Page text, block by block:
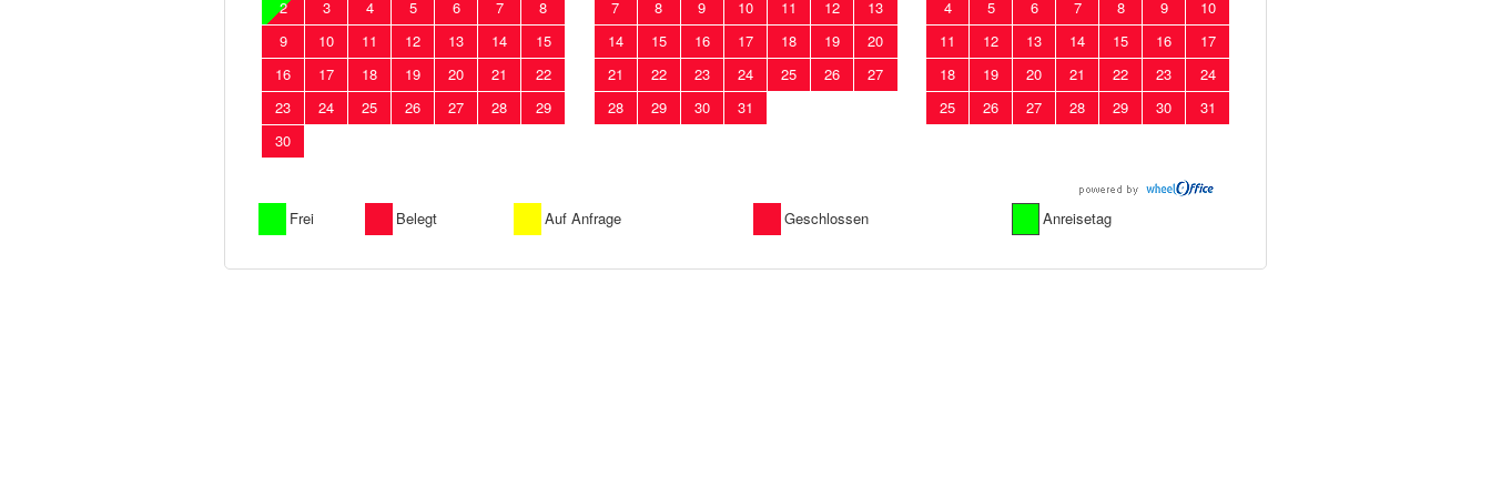
2 3 4 5 6 7
8
9
10 11 12 13 14
15
16
17 18 19 20 21
22
23
24 25 26 27 28
29
30
7 8 9 10 11 12
13
14
15 16 17 18 19
20
21
22 23 24 25 26
27
28
29 30 31
4 5 6 7 8 9
10
11
12 13 14 15 16
17
18
19 20 21 22 23
24
25
26 27 28 29 30 31
Frei Belegt Auf Anfrage Geschlossen Anreisetag